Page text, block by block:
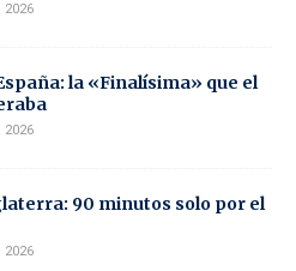
la «Finalísima» que el
90 minutos solo por el